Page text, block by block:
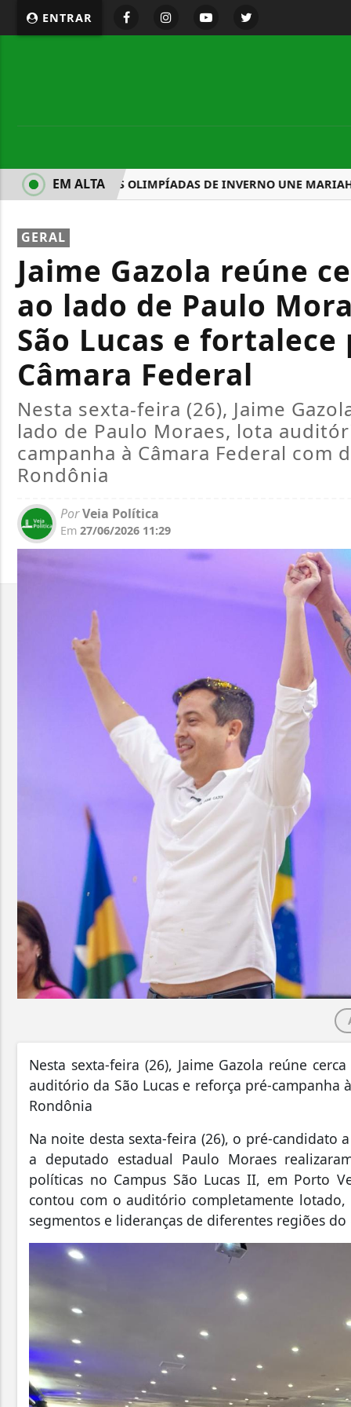
ENTRAR
ABERTURA DAS OLIMPÍADAS DE INVERNO UNE MARIAH
EM ALTA
GERAL
Jaime Gazola reúne
ao lado de Paulo
São Lucas e
Câmara Federal
Nesta sexta-feira (26), Jaime
lado de Paulo Moraes, lota
campanha à Câmara Federal com
Rondônia
PorVeia Política
Em 27/06/2026 11:29
Nesta sexta-feira (26), Jaime Gazola reúne
auditório da São Lucas e reforça pré-campanha
Rondônia
Na noite desta sexta-feira (26), o pré-candidato
a deputado estadual Paulo Moraes
políticas no Campus São Lucas II, em Porto
contou com o auditório completamente
segmentos e lideranças de diferentes regiões do